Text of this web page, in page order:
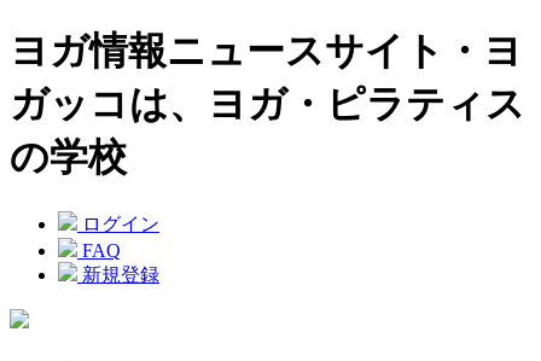
ヨガ情報ニュースサイト・ヨ
ガッコは、ヨガ・ピラティス
の学校
ログイン
FAQ
新規登録